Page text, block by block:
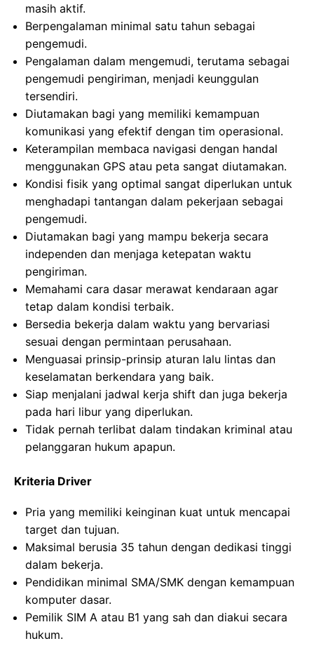
masih aktif.
Berpengalaman minimal satu tahun sebagai
pengemudi.
Pengalaman dalam mengemudi, terutama sebagai
pengemudi pengiriman, menjadi keunggulan
tersendiri.
Diutamakan bagi yang memiliki kemampuan
komunikasi yang efektif dengan tim operasional.
Keterampilan membaca navigasi dengan handal
menggunakan GPS atau peta sangat diutamakan.
Kondisi fisik yang optimal sangat diperlukan untuk
menghadapi tantangan dalam pekerjaan sebagai
pengemudi.
Diutamakan bagi yang mampu bekerja secara
independen dan menjaga ketepatan waktu
pengiriman.
Memahami cara dasar merawat kendaraan agar
tetap dalam kondisi terbaik.
Bersedia bekerja dalam waktu yang bervariasi
sesuai dengan permintaan perusahaan.
Menguasai prinsip-prinsip aturan lalu lintas dan
keselamatan berkendara yang baik.
Siap menjalani jadwal kerja shift dan juga bekerja
pada hari libur yang diperlukan.
Tidak pernah terlibat dalam tindakan kriminal atau
pelanggaran hukum apapun.
Kriteria Driver
Pria yang memiliki keinginan kuat untuk mencapai
target dan tujuan.
Maksimal berusia 35 tahun dengan dedikasi tinggi
dalam bekerja.
Pendidikan minimal SMA/SMK dengan kemampuan
komputer dasar.
Pemilik SIM A atau B1 yang sah dan diakui secara
hukum.